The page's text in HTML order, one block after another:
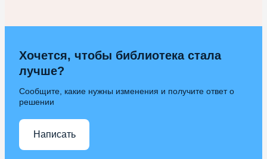
Хочется, чтобы библиотека стала
лучше?
Сообщите, какие нужны изменения и получите ответ о
решении
Написать